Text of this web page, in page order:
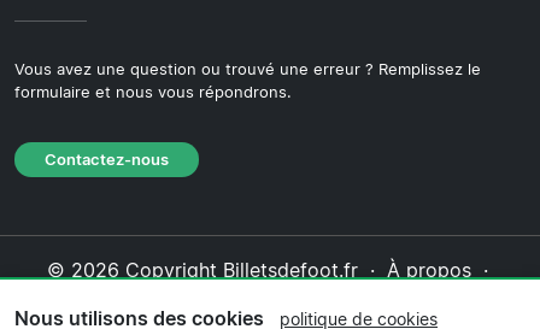
Vous avez une question ou trouvé une erreur ? Remplissez le
formulaire et nous vous répondrons.
Contactez-nous
© 2026 Copyright Billetsdefoot.fr · À propos·
Nous utilisons des cookies politique de cookies